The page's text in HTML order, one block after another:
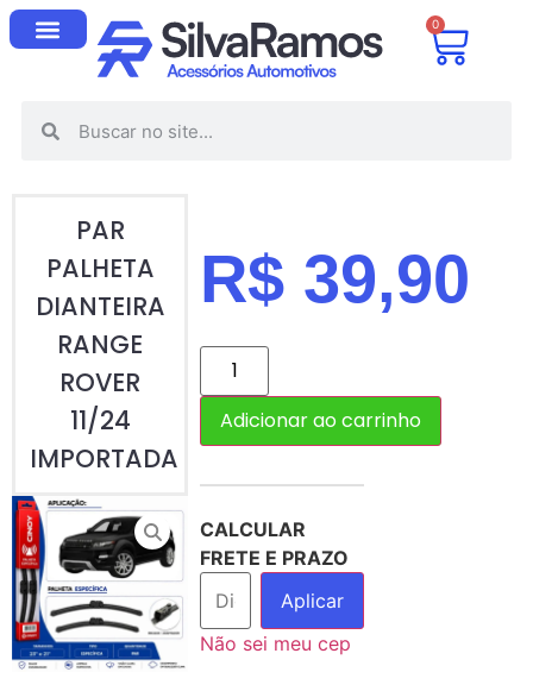
0
PAR
PALHETA
DIANTEIRA
RANGE
ROVER
11/24
IMPORTADA
R$ 39,90
Adicionar ao carrinho
CALCULAR
FRETE E PRAZO
Aplicar
Não sei meu cep